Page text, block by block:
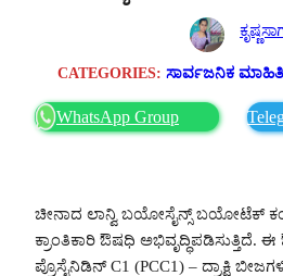
CATEGORIES:ಸಾರ್ವಜನಿಕ ಮಾಹಿತಿ
WhatsApp Group
ಚೀನಾದ ಲಾನ್ವಿ ಬಯೋಸೈನ್ಸ್ ಬಯೋಟೆಕ್
ಕ್ರಾಂತಿಕಾರಿ ಔಷಧಿ ಅಭಿವೃದ್ಧಿಪಡಿಸುತ್ತಿದೆ.
ಪ್ರೊಸೈನಿಡಿನ್ C1 (PCC1) – ದ್ರಾಕ್ಷಿ